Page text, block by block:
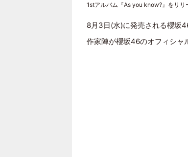
1stアルバム『As you know?』をリリ
8月3日(水)に発売される櫻坂
作家陣が櫻坂46のオフィシャ